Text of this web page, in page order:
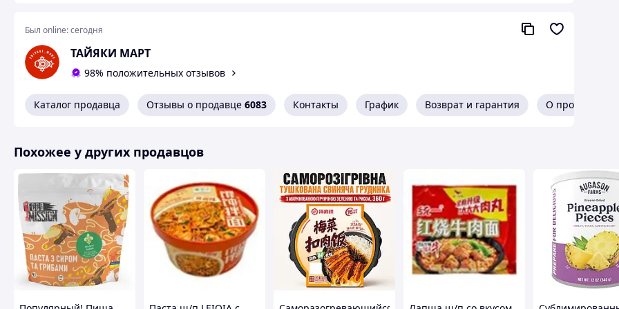
Похожие товары по характеристикам
Был online:сегодня
ТАЙЯКИ МАРТ
98% положительных отзывов
Каталог продавца Отзывы о продавце 6083 Контакты График Возврат и гарантия О продавце
Похожее у других продавцов